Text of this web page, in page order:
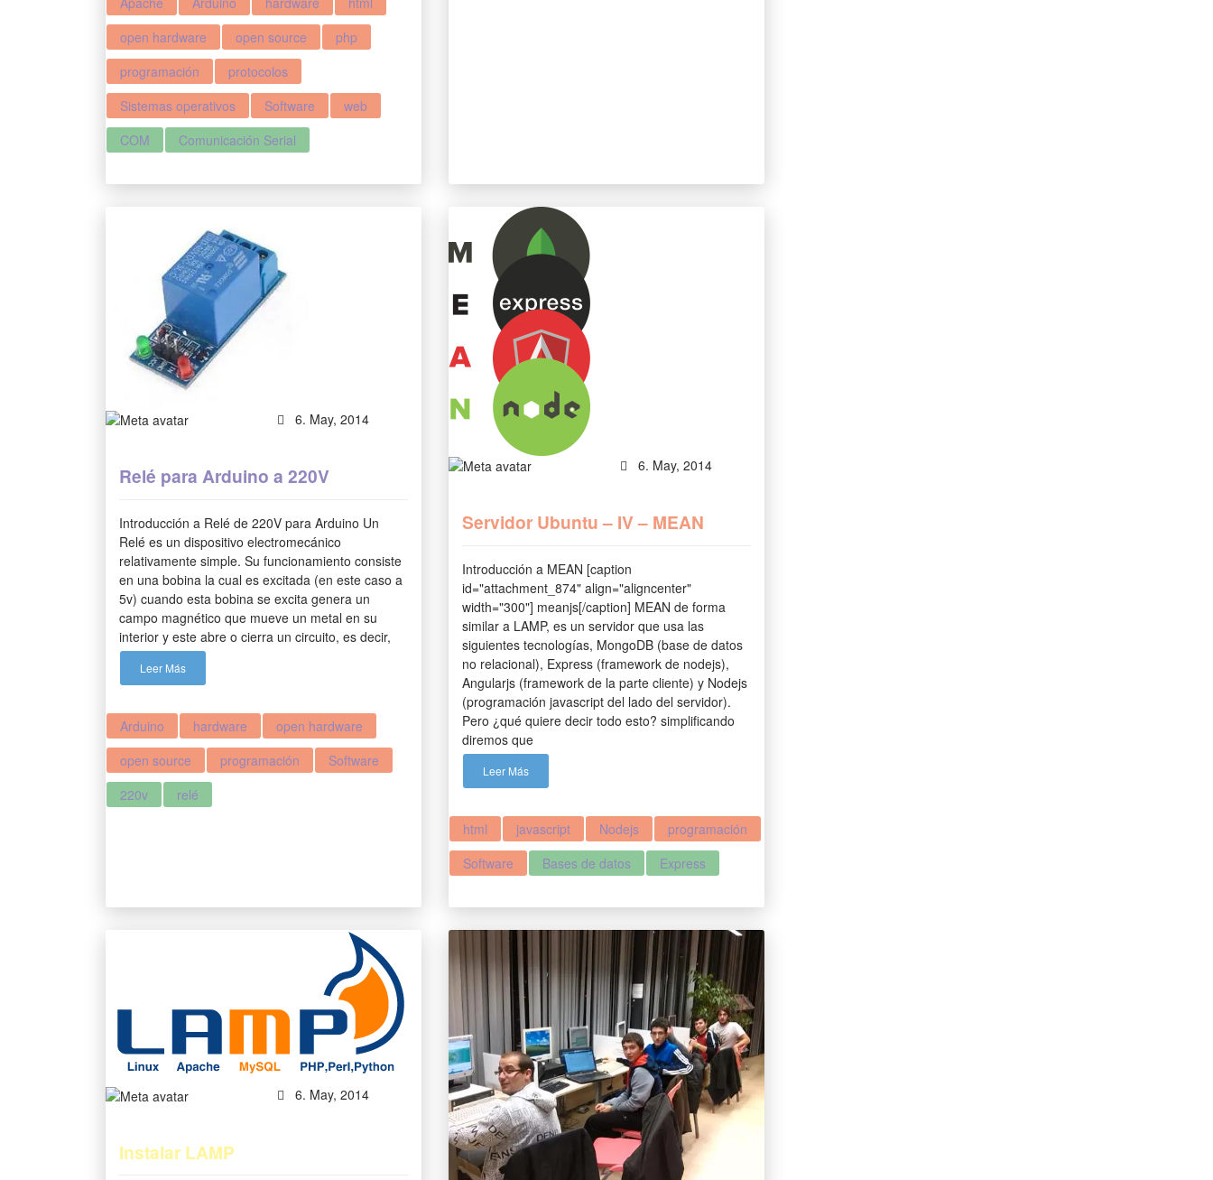
open hardware
open source
php
programación
protocolos
Sistemas operativos
Software
web
COM
Comunicación Serial
6. May, 2014
Relé para Arduino a 220V
Introducción a Relé de 220V para Arduino Un
Relé es un dispositivo electromecánico
relativamente simple. Su funcionamiento consiste
en una bobina la cual es excitada (en este caso a
5v) cuando esta bobina se excita genera un
campo magnético que mueve un metal en su
interior y este abre o cierra un circuito, es decir,
Leer Más
Arduino hardware
open hardware
open source
programación
Software
220v
relé
6. May, 2014
Servidor Ubuntu – IV – MEAN
Introducción a MEAN [caption
id="attachment_874" align="aligncenter"
width="300"] meanjs[/caption] MEAN de forma
similar a LAMP, es un servidor que usa las
siguientes tecnologías, MongoDB (base de datos
no relacional), Express (framework de nodejs),
Angularjs (framework de la parte cliente) y Nodejs
(programación javascript del lado del servidor).
Pero ¿qué quiere decir todo esto? simplificando
diremos que
Leer Más
html javascript Nodejs
programación
Software
Bases de datos Express
6. May, 2014
Instalar LAMP